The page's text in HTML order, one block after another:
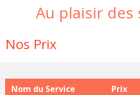
principal
Au plaisir des
Nos Prix
Nom du Service
Prix